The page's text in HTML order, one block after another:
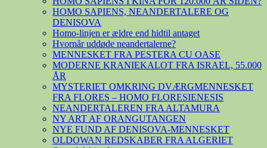
HOMO SAPIENS, NEANDERTALERE OG
DENISOVA
Homo-linjen er ældre end hidtil antaget
Hvornår uddøde neandertalerne?
MENNESKET FRA PESTERA CU OASE
MODERNE KRANIEKALOT FRA ISRAEL, 55.000
ÅR
MYSTERIET OMKRING DVÆRGMENNESKET
FRA FLORES – HOMO FLORESIENESIS
NEANDERTALEREN FRA ALTAMURA
NY ART AF ORANGUTANGEN
NYE FUND AF DENISOVA-MENNESKET
OLDOWAN REDSKABER FRA ALGERIET